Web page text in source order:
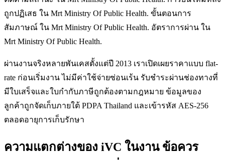
ถูกปฏิเสธ ใน Mrt Ministry Of Public Health. ขั้นตอนการ
สัมภาษณ์ ใน Mrt Ministry Of Public Health. อัตราการผ่าน ใน
Mrt Ministry Of Public Health.
ผ่านงานจริงหลายพันเคสตั้งแต่ปี 2013 เราเปิดเผยราคาแบบ flat-
rate ก่อนเริ่มงาน ไม่มีค่าใช้จ่ายซ่อนเร้น รับชำระผ่านช่องทางที่
มีใบเสร็จและใบกำกับภาษีถูกต้องตามกฎหมาย ข้อมูลของ
ลูกค้าถูกจัดเก็บภายใต้ PDPA Thailand และเข้ารหัส AES-256
ตลอดอายุการเก็บรักษา
ความแตกต่างของ iVC ในงาน ข้อควร